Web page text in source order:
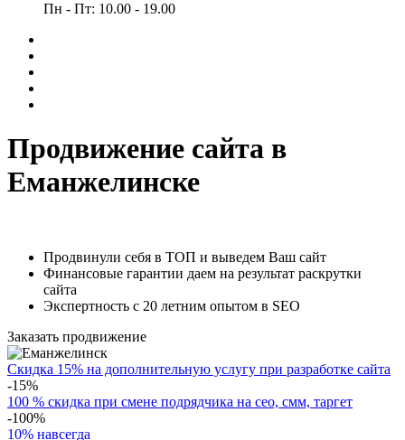
Пн - Пт: 10.00 - 19.00
Продвижение сайта в
Еманжелинске
Продвинули себя в ТОП и выведем Ваш сайт
Финансовые гарантии даем на результат раскрутки
сайта
Экспертность с 20 летним опытом в SEO
Заказать продвижение
Скидка 15% на дополнительную услугу при разработке сайта
-15%
100 % скидка при смене подрядчика на сео, смм, таргет
-100%
10% навсегда